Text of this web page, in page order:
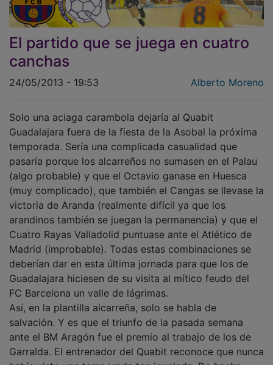
El partido que se juega en cuatro
canchas
Guadalajara fuera de la fiesta de la Asobal la próxima
temporada. Sería una complicada casualidad que
pasaría porque los alcarreños no sumasen en el Palau
(algo probable) y que el Octavio ganase en Huesca
(muy complicado), que también el Cangas se llevase la
victoria de Aranda (realmente difícil ya que los
arandinos también se juegan la permanencia) y que el
Cuatro Rayas Valladolid puntuase ante el Atlético de
Madrid (improbable). Todas estas combinaciones se
deberían dar en esta última jornada para que los de
Guadalajara hiciesen de su visita al mítico feudo del
FC Barcelona un valle de lágrimas.
Así, en la plantilla alcarreña, solo se habla de
salvación. Y es que el triunfo de la pasada semana
ante el BM Aragón fue el premio al trabajo de los de
Garralda. El entrenador del Quabit reconoce que nunca
había visto una temporada tan igualada. De hecho,